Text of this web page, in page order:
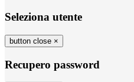
Seleziona utente
button close ×
Recupero password